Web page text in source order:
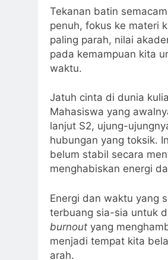
Tekanan batin
penuh, fokus ke materi
paling parah, nilai
pada kemampuan kita
waktu.
Jatuh cinta di dunia
Mahasiswa yang
lanjut S2, ujung-
hubungan yang toksik.
belum stabil secara
menghabiskan energi
Energi dan waktu yang
terbuang sia-sia untuk
burnout yang
menjadi tempat kita
arah.